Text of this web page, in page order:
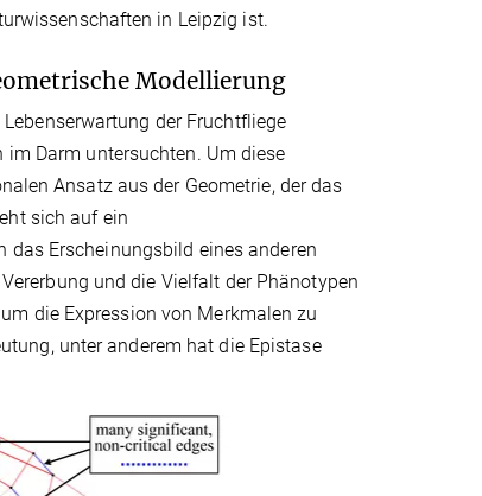
in Leipzig ist.
Modellierung
der Fruchtfliege
Darm untersuchten. Um diese
Ansatz aus der Geometrie, der das
sich auf ein
das Erscheinungsbild eines anderen
und die Vielfalt der Phänotypen
die Expression von Merkmalen zu
unter anderem hat die Epistase